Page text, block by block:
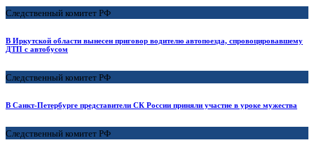
Следственный комитет РФ
В Иркутской области вынесен приговор водителю автопоезда, спровоцировавшему
ДТП с автобусом
Следственный комитет РФ
В Санкт-Петербурге представители СК России приняли участие в уроке мужества
Следственный комитет РФ